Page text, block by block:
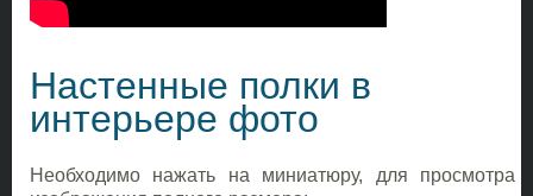
Настенные полки в
интерьере фото
Необходимо нажать на миниатюру, для просмотра